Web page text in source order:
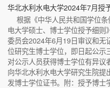
华北水利水电大学2024年7月授
根据《中华人民共和国学位
电大学硕士、博士学位授予细则
委员会2024年6月19日审议和无
位研究生博士学位，即日起公
对公示人员获得博士学位有异议
向华北水利水电大学研究生院
发博士学位证书。附：授予博士